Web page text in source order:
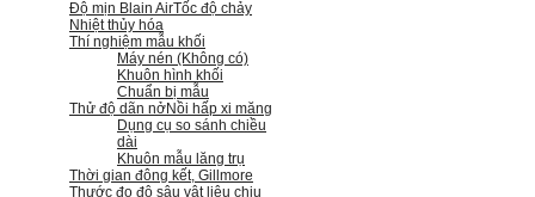
Độ mịn Blain AirTốc độ chảy
Nhiệt thủy hóa
Thí nghiệm mẫu khối
Máy nén (Không có)
Khuôn hình khối
Chuẩn bị mẫu
Thử độ dãn nởNồi hấp xi măng
Dụng cụ so sánh chiều
dài
Khuôn mẫu lăng trụ
Thời gian đông kết, Gillmore
Thước đo độ sâu vật liệu chịu